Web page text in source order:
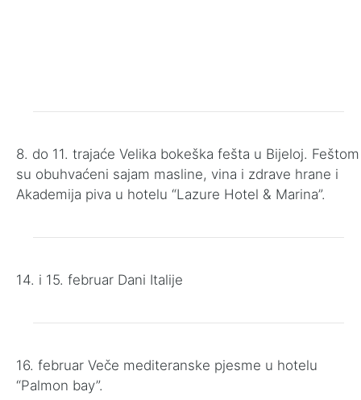
8. do 11. trajaće Velika bokeška fešta u Bijeloj. Feštom
su obuhvaćeni sajam masline, vina i zdrave hrane i
Akademija piva u hotelu “Lazure Hotel & Marina”.
14. i 15. februar Dani Italije
16. februar Veče mediteranske pjesme u hotelu
“Palmon bay”.